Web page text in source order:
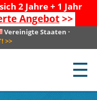
2 Jahre + 1 Jahr
Angebot>>
Vereinigte Staaten ·
>>
☰